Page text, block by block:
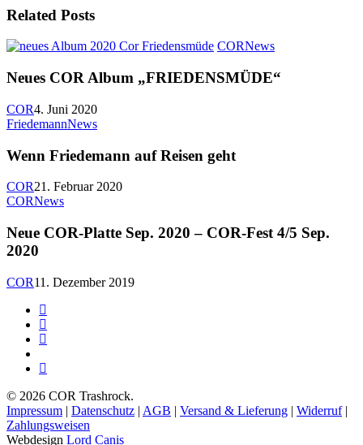
Related Posts
CORNewsNeues
Album
Neues COR Album „FRIEDENSMÜDE“
COR4. Juni 2020
FriedemannNewsWenn
auf
geht
Wenn Friedemann auf Reisen geht
COR21. Februar 2020
CORNewsNeue
Platte
COR-
Neue COR-Platte Sep. 2020 – COR-Fest 4/5 Sep.
2020
COR11. Dezember 2019
facebook
youtube
instagram
bandcamp
© 2026 COR Trashrock.
Impressum | Datenschutz | AGB | Versand & Lieferung | Widerruf|
Zahlungsweisen
Webdesign Lord Canis